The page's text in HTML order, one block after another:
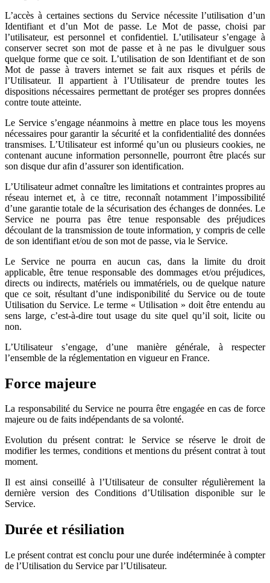
L’accès à certaines sections du Service nécessite l’utilisation d’un
Identifiant et d’un Mot de passe. Le Mot de passe, choisi par
l’utilisateur, est personnel et confidentiel. L’utilisateur s’engage à
conserver secret son mot de passe et à ne pas le divulguer sous
quelque forme que ce soit. L’utilisation de son Identifiant et de son
Mot de passe à travers internet se fait aux risques et périls de
l’Utilisateur. Il appartient à l’Utilisateur de prendre toutes les
dispositions nécessaires permettant de protéger ses propres données
contre toute atteinte.
Le Service s’engage néanmoins à mettre en place tous les moyens
nécessaires pour garantir la sécurité et la confidentialité des données
transmises. L’Utilisateur est informé qu’un ou plusieurs cookies, ne
contenant aucune information personnelle, pourront être placés sur
son disque dur afin d’assurer son identification.
L’Utilisateur admet connaître les limitations et contraintes propres au
réseau internet et, à ce titre, reconnaît notamment l’impossibilité
d’une garantie totale de la sécurisation des échanges de données. Le
Service ne pourra pas être tenue responsable des préjudices
découlant de la transmission de toute information, y compris de celle
de son identifiant et/ou de son mot de passe, via le Service.
Le Service ne pourra en aucun cas, dans la limite du droit
applicable, être tenue responsable des dommages et/ou préjudices,
directs ou indirects, matériels ou immatériels, ou de quelque nature
que ce soit, résultant d’une indisponibilité du Service ou de toute
Utilisation du Service. Le terme « Utilisation » doit être entendu au
sens large, c’est-à-dire tout usage du site quel qu’il soit, licite ou
non.
L’Utilisateur s’engage, d’une manière générale, à respecter
l’ensemble de la réglementation en vigueur en France.
Force majeure
La responsabilité du Service ne pourra être engagée en cas de force
majeure ou de faits indépendants de sa volonté.
Evolution du présent contrat: le Service se réserve le droit de
modifier les termes, conditions et mentions du présent contrat à tout
moment.
Il est ainsi conseillé à l’Utilisateur de consulter régulièrement la
dernière version des Conditions d’Utilisation disponible sur le
Service.
Durée et résiliation
Le présent contrat est conclu pour une durée indéterminée à compter
de l’Utilisation du Service par l’Utilisateur.